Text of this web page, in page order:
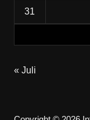
31
« Juli